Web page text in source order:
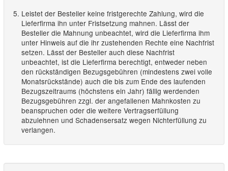
Leistet der Besteller keine fristgerechte Zahlung, wird die
Lieferfirma ihn unter Fristsetzung mahnen. Lässt der
Besteller die Mahnung unbeachtet, wird die Lieferfirma ihm
unter Hinweis auf die ihr zustehenden Rechte eine Nachfrist
setzen. Lässt der Besteller auch diese Nachfrist
unbeachtet, ist die Lieferfirma berechtigt, entweder neben
den rückständigen Bezugsgebühren (mindestens zwei volle
Monatsrückstände) auch die bis zum Ende des laufenden
Bezugszeitraums (höchstens ein Jahr) fällig werdenden
Bezugsgebühren zzgl. der angefallenen Mahnkosten zu
beanspruchen oder die weitere Vertragserfüllung
abzulehnen und Schadensersatz wegen Nichterfüllung zu
verlangen.